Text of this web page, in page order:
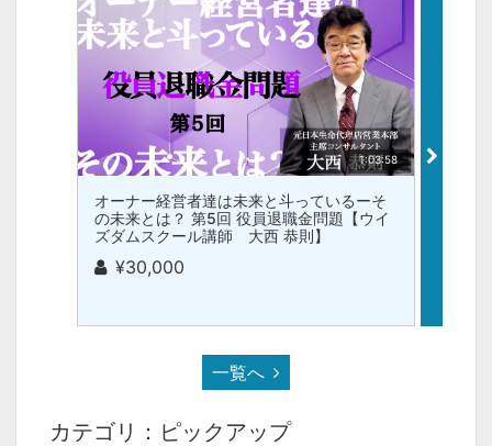
1:03:58
オーナー経営者達は未来と斗っているーそ
の未来とは？ 第5回 役員退職金問題【ウイ
ズダムスクール講師 大西 恭則】
¥30,000
一覧へ
カテゴリ：ピックアップ